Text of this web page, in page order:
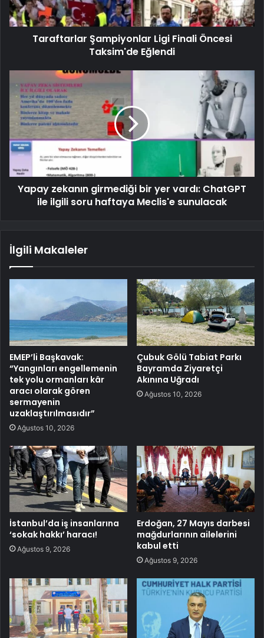
Taraftarlar Şampiyonlar Ligi Finali Öncesi
Taksim'de Eğlendi
Yapay zekanın girmediği bir yer vardı: ChatGPT
ile ilgili soru haftaya Meclis'e sunulacak
İlgili Makaleler
EMEP’li Başkavak:
“Yangınları engellemenin
tek yolu ormanları kâr
aracı olarak gören
sermayenin
uzaklaştırılmasıdır”
Ağustos 10, 2026
Çubuk Gölü Tabiat Parkı
Bayramda Ziyaretçi
Akınına Uğradı
Ağustos 10, 2026
İstanbul’da iş insanlarına
‘sokak hakkı’ haracı!
Ağustos 9, 2026
Erdoğan, 27 Mayıs darbesi
mağdurlarının ailelerini
kabul etti
Ağustos 9, 2026